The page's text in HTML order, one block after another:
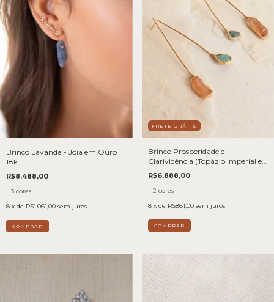
Brinco Lavanda - Joia em Ouro
18k
R$8.488,00
3 cores
8 x de R$1.061,00 sem juros
COMPRAR
FRETE GRÁTIS
Brinco Prosperidade e
Clarividência (Topázio Imperial e
Apatita) - Joia em Ouro 18K
R$6.888,00
2 cores
8 x de R$861,00 sem juros
COMPRAR